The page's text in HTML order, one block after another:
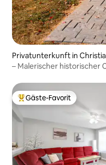
Privatunterkunft in
– Malerischer historischer
Beliebter Gäste-Favorit.
Gäste-Favorit